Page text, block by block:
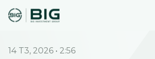
14 T3, 2026 • 2:56